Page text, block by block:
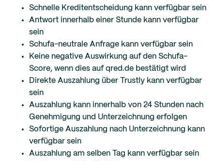
Schnelle Kreditentscheidung kann verfügbar sein
Antwort innerhalb einer Stunde kann verfügbar
sein
Schufa-neutrale Anfrage kann verfügbar sein
Keine negative Auswirkung auf den Schufa-
Score, wenn dies auf qred.de bestätigt wird
Direkte Auszahlung über Trustly kann verfügbar
sein
Auszahlung kann innerhalb von 24 Stunden nach
Genehmigung und Unterzeichnung erfolgen
Sofortige Auszahlung nach Unterzeichnung kann
verfügbar sein
Auszahlung am selben Tag kann verfügbar sein